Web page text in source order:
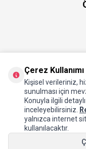
Çerez Kullanımı
Kişisel verileriniz,
sunulması için
Konuyla ilgili
inceleyebilirsiniz.
yalnızca internet
kullanılacaktır.